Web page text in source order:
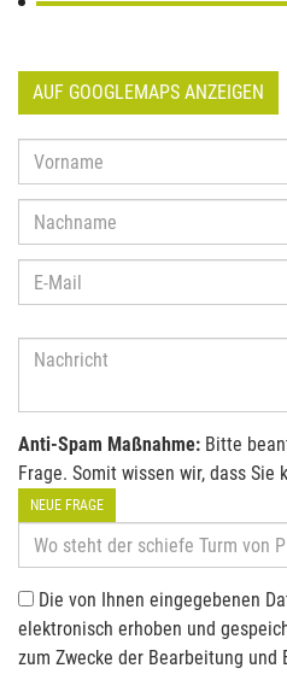
AUF GOOGLEMAPS ANZEIGEN
Anti-Spam Maßnahme: Bitte
Frage. Somit wissen wir, dass Sie
NEUE FRAGE
Die von Ihnen eingegebenen
elektronisch erhoben und
zum Zwecke der Bearbeitung